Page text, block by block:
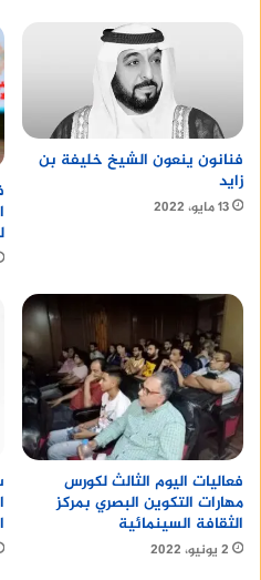
فنانون ينعون الشيخ خليفة بن
زايد
13 مايو، 2022
فعاليات اليوم الثالث لكورس
مهارات التكوين البصري بمركز
الثقافة السينمائية
2 يونيو، 2022